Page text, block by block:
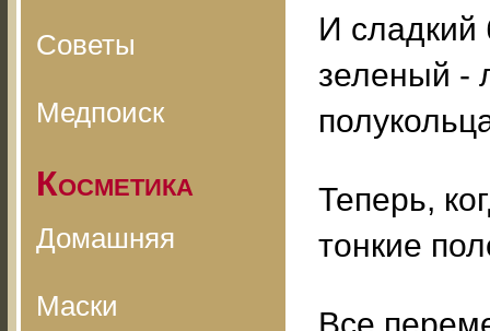
Советы
Медпоиск
Косметика
Домашняя
Маски
И сладкий
зеленый -
Теперь,
тонкие